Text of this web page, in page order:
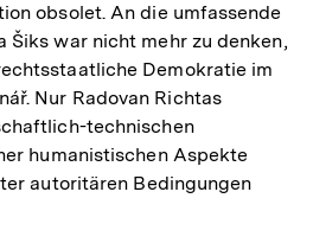
obsolet. An die umfassende
war nicht mehr zu denken,
Demokratie im
Nur Radovan Richtas
technischen
humanistischen Aspekte
autoritären Bedingungen